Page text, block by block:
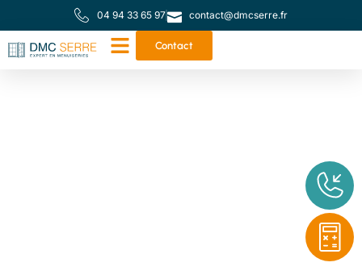
04 94 33 65 97 contact@dmcserre.fr
Contact
Votre partenaire de
proximité pour toutes